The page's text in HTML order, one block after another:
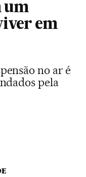
um
em
no ar é
pela